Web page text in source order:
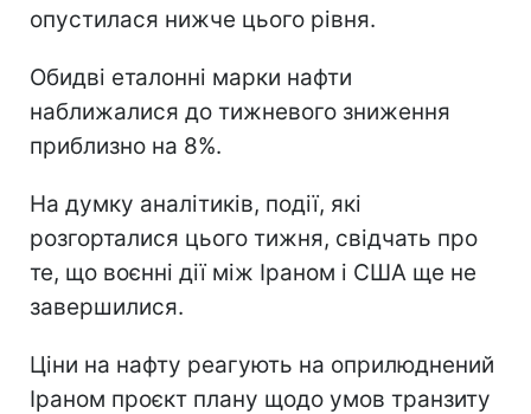
опустилася нижче цього рівня.
Обидві еталонні марки нафти
наближалися до тижневого зниження
приблизно на 8%.
На думку аналітиків, події, які
розгорталися цього тижня, свідчать про
те, що воєнні дії між Іраном і США ще не
завершилися.
Ціни на нафту реагують на оприлюднений
Іраном проєкт плану щодо умов транзиту